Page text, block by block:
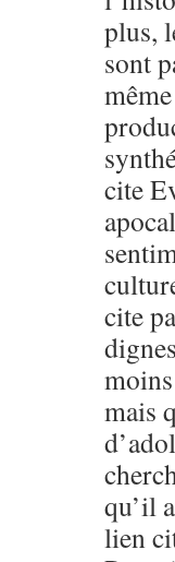
plus,
sont
cite
cite
mais
qu’il
lien